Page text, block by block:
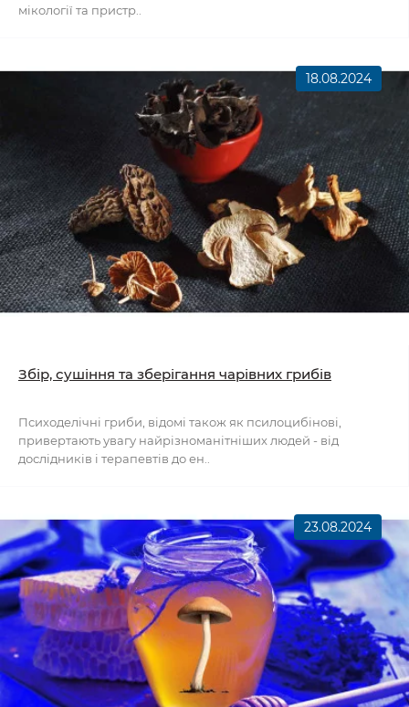
мікології та пристр..
18.08.2024
Збір, сушіння та зберігання чарівних грибів
Психоделічні гриби, відомі також як псилоцибінові,
привертають увагу найрізноманітніших людей - від
дослідників і терапевтів до ен..
23.08.2024